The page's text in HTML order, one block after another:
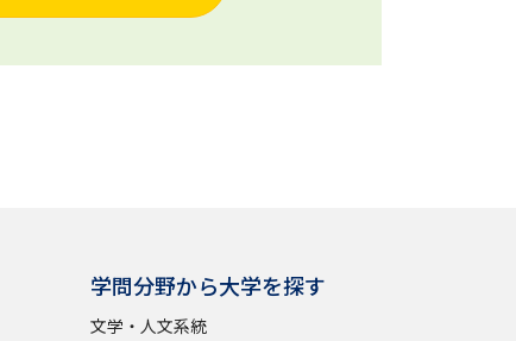
学問分野から大学を探す
文学・人文系統